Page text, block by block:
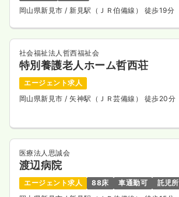
岡山県新見市/ 新見駅（ＪＲ伯備線） 徒歩19分
社会福祉法人哲西福祉会
特別養護老人ホーム哲西荘
エージェント求人
岡山県新見市 / 矢神駅（ＪＲ芸備線） 徒歩20分
医療法人思誠会
渡辺病院
エージェント求人 88床 車通勤可
託児所